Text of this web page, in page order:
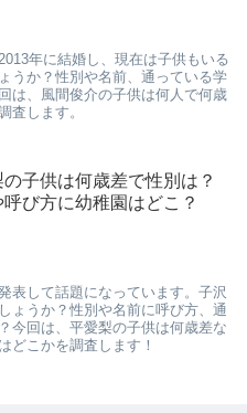
年に結婚し、現在は子供もいる
うか？性別や名前、通っている学
は、風間俊介の子供は何人で何歳
査します。
子供は何歳差で性別は？
び方に幼稚園はどこ？
表して話題になっています。子沢
ょうか？性別や名前に呼び方、通
今回は、平愛梨の子供は何歳差な
どこかを調査します！